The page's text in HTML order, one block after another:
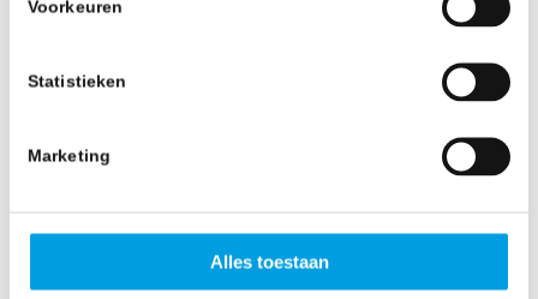
Voorkeuren
Statistieken
Marketing
Alles toestaan